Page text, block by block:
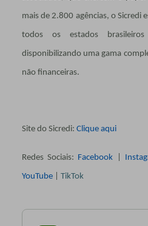
mais de 2.800 agências, o Sicredi
todos os estados
disponibilizando uma gama
não financeiras.
Site do Sicredi: Clique aqui
Redes Sociais: Facebook
YouTube| TikTok